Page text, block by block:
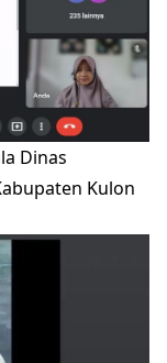
Dinas
Kulon